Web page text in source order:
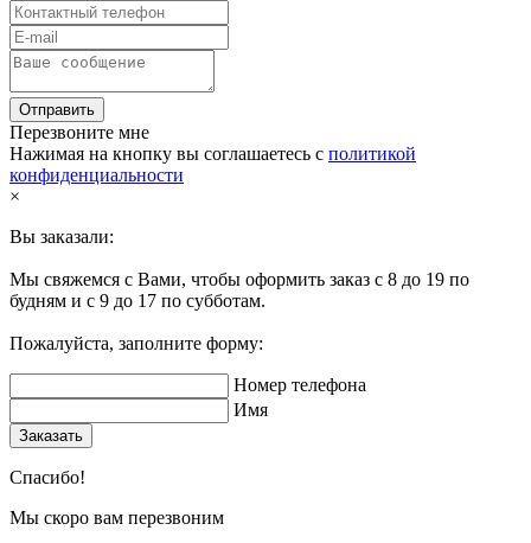
Отправить
Перезвоните мне
Нажимая на кнопку вы соглашаетесь с политикой
конфиденциальности
×
Вы заказали:
Мы свяжемся с Вами, чтобы оформить заказ с 8 до 19 по
будням и с 9 до 17 по субботам.
Пожалуйста, заполните форму:
Номер телефона
Имя
Заказать
Спасибо!
Мы скоро вам перезвоним